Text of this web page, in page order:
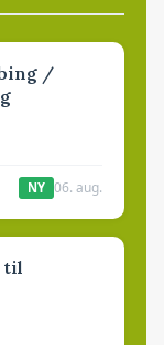
/
NY 06. aug.
til